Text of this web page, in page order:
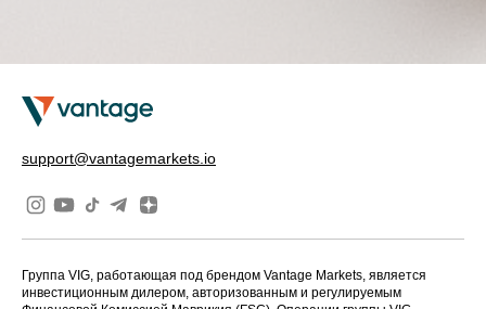
support@vantagemarkets.io
Группа VIG, работающая под брендом Vantage Markets, является
инвестиционным дилером, авторизованным и регулируемым